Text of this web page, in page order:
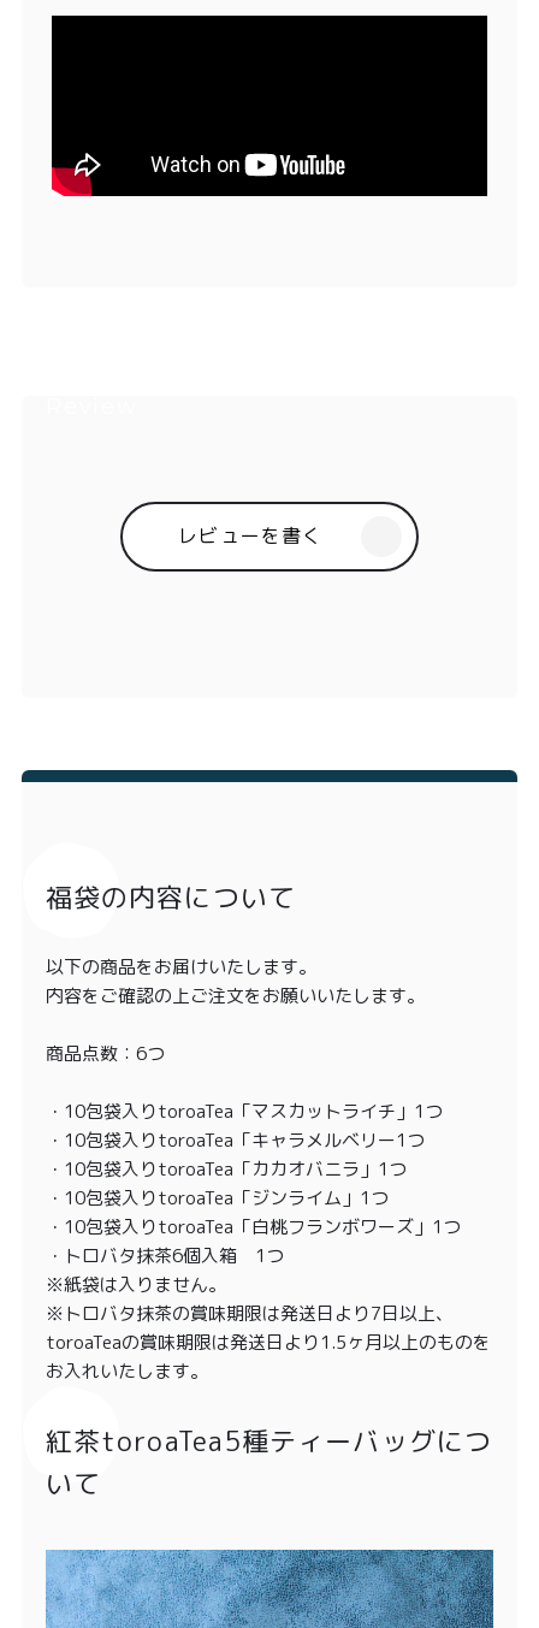
レビューを書く
福袋の内容について
以下の商品をお届けいたします。
内容をご確認の上ご注文をお願いいたします。
商品点数：6つ
・10包袋入りtoroaTea「マスカットライチ」1つ
・10包袋入りtoroaTea「キャラメルベリー1つ
・10包袋入りtoroaTea「カカオバニラ」1つ
・10包袋入りtoroaTea「ジンライム」1つ
・10包袋入りtoroaTea「白桃フランボワーズ」1つ
・トロバタ抹茶6個入箱 1つ
※紙袋は入りません。
※トロバタ抹茶の賞味期限は発送日より7日以上、
toroaTeaの賞味期限は発送日より1.5ヶ月以上のものを
お入れいたします。
紅茶toroaTea5種ティーバッグにつ
いて